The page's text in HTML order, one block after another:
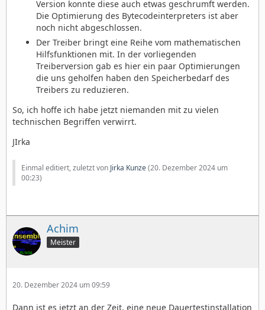
Version konnte diese auch etwas geschrumft werden.
Die Optimierung des Bytecodeinterpreters ist aber
noch nicht abgeschlossen.
Der Treiber bringt eine Reihe vom mathematischen
Hilfsfunktionen mit. In der vorliegenden
Treiberversion gab es hier ein paar Optimierungen
die uns geholfen haben den Speicherbedarf des
Treibers zu reduzieren.
So, ich hoffe ich habe jetzt niemanden mit zu vielen
technischen Begriffen verwirrt.
JIrka
Einmal editiert, zuletzt von Jirka Kunze(20. Dezember 2024 um
00:23)
Achim
Meister
20. Dezember 2024 um 09:59
Dann ist es jetzt an der Zeit, eine neue Dauertestinstallation